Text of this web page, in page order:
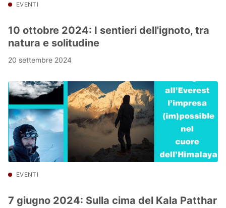
EVENTI
10 ottobre 2024: I sentieri dell'ignoto, tra
natura e solitudine
20 settembre 2024
EVENTI
7 giugno 2024: Sulla cima del Kala Patthar